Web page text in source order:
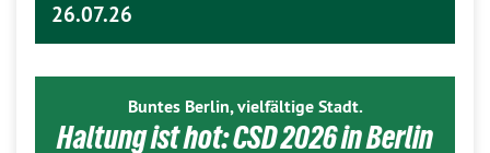
26.07.26
Buntes Berlin, vielfältige Stadt.
Haltung ist hot: CSD 2026 in Berlin